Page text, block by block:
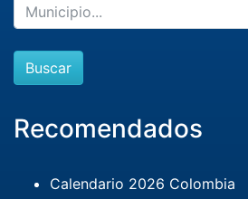
Buscar
Recomendados
Calendario 2026 Colombia